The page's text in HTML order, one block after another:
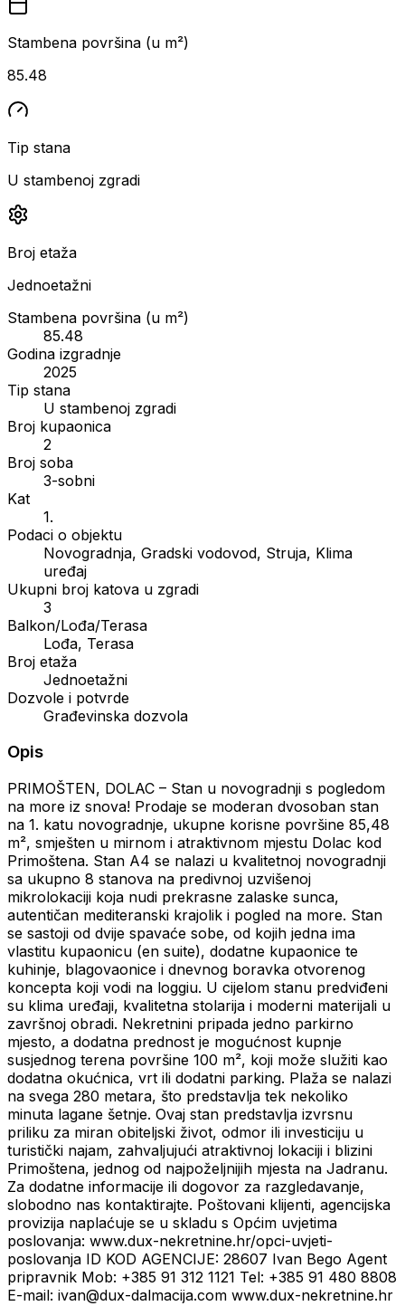
Stambena površina (u m²)
85.48
Tip stana
U stambenoj zgradi
Broj etaža
Jednoetažni
Stambena površina (u m²)
85.48
Godina izgradnje
2025
Tip stana
U stambenoj zgradi
Broj kupaonica
2
Broj soba
3-sobni
Kat
1.
Podaci o objektu
Novogradnja, Gradski vodovod, Struja, Klima
uređaj
Ukupni broj katova u zgradi
3
Balkon/Lođa/Terasa
Lođa, Terasa
Broj etaža
Jednoetažni
Dozvole i potvrde
Građevinska dozvola
Opis
PRIMOŠTEN, DOLAC – Stan u novogradnji s pogledom
na more iz snova! Prodaje se moderan dvosoban stan
na 1. katu novogradnje, ukupne korisne površine 85,48
m², smješten u mirnom i atraktivnom mjestu Dolac kod
Primoštena. Stan A4 se nalazi u kvalitetnoj novogradnji
sa ukupno 8 stanova na predivnoj uzvišenoj
mikrolokaciji koja nudi prekrasne zalaske sunca,
autentičan mediteranski krajolik i pogled na more. Stan
se sastoji od dvije spavaće sobe, od kojih jedna ima
vlastitu kupaonicu (en suite), dodatne kupaonice te
kuhinje, blagovaonice i dnevnog boravka otvorenog
koncepta koji vodi na loggiu. U cijelom stanu predviđeni
su klima uređaji, kvalitetna stolarija i moderni materijali u
završnoj obradi. Nekretnini pripada jedno parkirno
mjesto, a dodatna prednost je mogućnost kupnje
susjednog terena površine 100 m², koji može služiti kao
dodatna okućnica, vrt ili dodatni parking. Plaža se nalazi
na svega 280 metara, što predstavlja tek nekoliko
minuta lagane šetnje. Ovaj stan predstavlja izvrsnu
priliku za miran obiteljski život, odmor ili investiciju u
turistički najam, zahvaljujući atraktivnoj lokaciji i blizini
Primoštena, jednog od najpoželjnijih mjesta na Jadranu.
Za dodatne informacije ili dogovor za razgledavanje,
slobodno nas kontaktirajte. Poštovani klijenti, agencijska
provizija naplaćuje se u skladu s Općim uvjetima
poslovanja: www.dux-nekretnine.hr/opci-uvjeti-
poslovanja ID KOD AGENCIJE: 28607 Ivan Bego Agent
pripravnik Mob: +385 91 312 1121 Tel: +385 91 480 8808
E-mail: ivan@dux-dalmacija.com www.dux-nekretnine.hr